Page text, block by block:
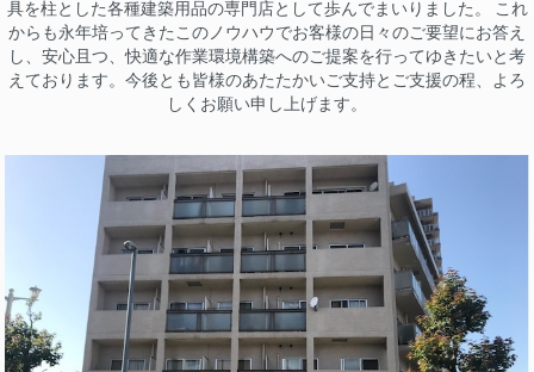
具を柱とした各種建築用品の専門店として歩んでまいりました。 これ
からも永年培ってきたこのノウハウでお客様の日々のご要望にお答え
し、安心且つ、快適な作業環境構築へのご提案を行ってゆきたいと考
えております。今後とも皆様のあたたかいご支持とご支援の程、よろ
しくお願い申し上げます。